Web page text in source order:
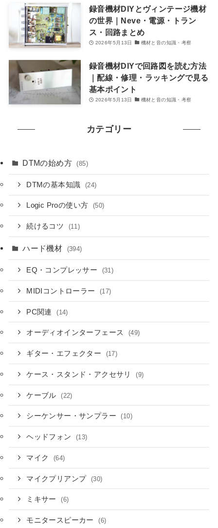
録音機材DIYとヴィンテージ機材
の世界｜Neve・電源・トラン
ス・回路まとめ
2026年5月13日 機材と音の知識・考察
録音機材DIYで回路図を読む方法
｜配線・修理・ラッキングで見る
基本ポイント
2026年5月13日 機材と音の知識・考察
カテゴリー
DTMの始め方 (85)
DTMの基本知識 (24)
Logic Proの使い方 (50)
続けるコツ (11)
ハード機材 (394)
EQ・コンプレッサー (31)
MIDIコントローラー (17)
PC関連 (14)
オーディオインターフェース (49)
ギター・エフェクター (17)
ケース・スタンド・アクセサリ (9)
ケーブル (22)
シーケンサー・サンプラー (10)
ヘッドフォン (13)
マイク (64)
マイクプリアンプ (30)
ミキサー (6)
モニタースピーカー (6)